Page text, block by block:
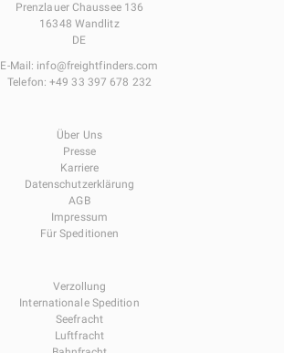
Prenzlauer Chaussee 136
16348 Wandlitz
DE
E-Mail: info@freightfinders.com
Telefon:+49 33 397 678 232
Über Uns
Presse
Karriere
Datenschutzerklärung
AGB
Impressum
Für Speditionen
Verzollung
Internationale Spedition
Seefracht
Luftfracht